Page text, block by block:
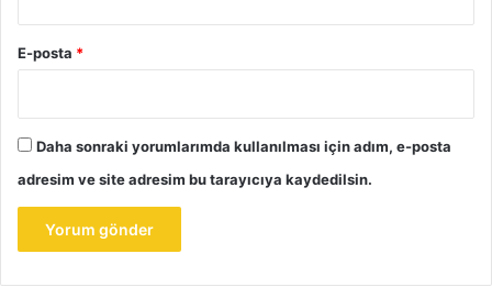
E-posta *
Daha sonraki yorumlarımda kullanılması için adım, e-posta
adresim ve site adresim bu tarayıcıya kaydedilsin.